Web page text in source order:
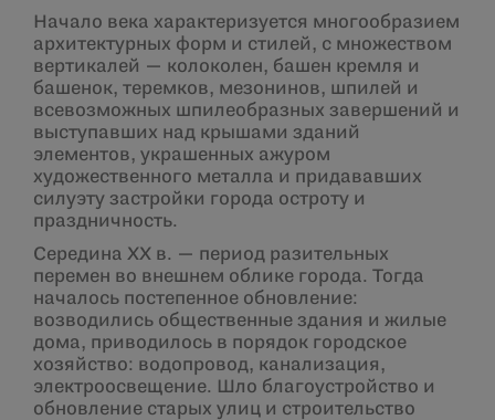
Начало века характеризуется многообразием
архитектурных форм и стилей, с множеством
вертикалей — колоколен, башен кремля и
башенок, теремков, мезонинов, шпилей и
всевозможных шпилеобразных завершений и
выступавших над крышами зданий
элементов, украшенных ажуром
художественного металла и придававших
силуэту застройки города остроту и
праздничность.
Середина XX в. — период разительных
перемен во внешнем облике города. Тогда
началось постепенное обновление:
возводились общественные здания и жилые
дома, приводилось в порядок городское
хозяйство: водопровод, канализация,
электроосвещение. Шло благоустройство и
обновление старых улиц и строительство